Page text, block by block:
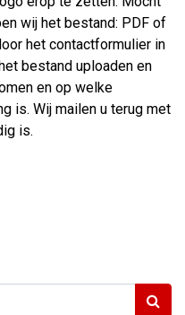
wij het bestand: PDF of
het contactformulier in
bestand uploaden en
en op welke
is. Wij mailen u terug met
is.